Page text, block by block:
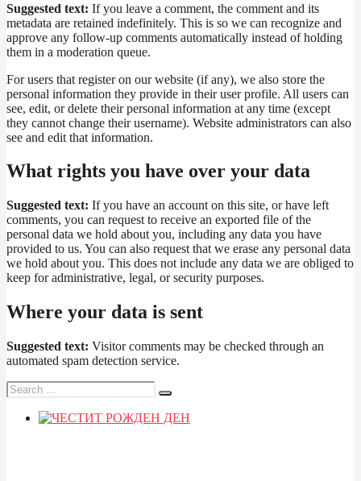
Suggested text: If you leave a comment, the comment and its
metadata are retained indefinitely. This is so we can recognize and
approve any follow-up comments automatically instead of holding
them in a moderation queue.
For users that register on our website (if any), we also store the
personal information they provide in their user profile. All users can
see, edit, or delete their personal information at any time (except
they cannot change their username). Website administrators can also
see and edit that information.
What rights you have over your data
Suggested text: If you have an account on this site, or have left
comments, you can request to receive an exported file of the
personal data we hold about you, including any data you have
provided to us. You can also request that we erase any personal data
we hold about you. This does not include any data we are obliged to
keep for administrative, legal, or security purposes.
Where your data is sent
Suggested text: Visitor comments may be checked through an
automated spam detection service.
Search
for: